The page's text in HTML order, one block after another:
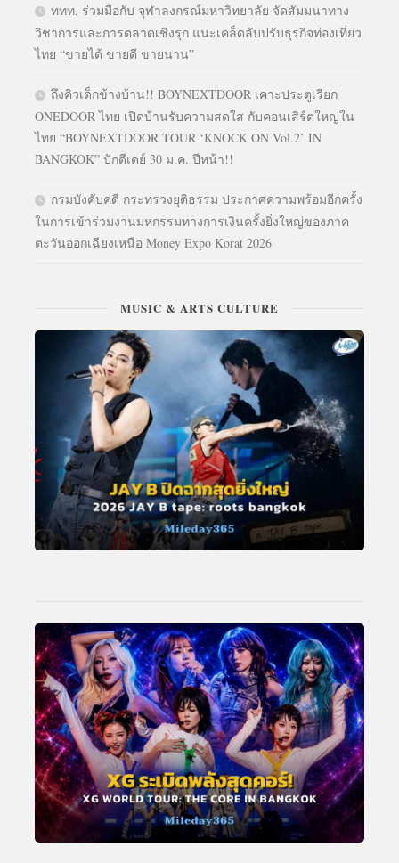
ททท. ร่วมมือกับ จุฬาลงกรณ์มหาวิทยาลัย จัดสัมมนาทาง
วิชาการและการตลาดเชิงรุก แนะเคล็ดลับปรับธุรกิจท่องเที่ยว
ไทย “ขายได้ ขายดี ขายนาน”
ถึงคิวเด็กข้างบ้าน!! BOYNEXTDOOR เคาะประตูเรียก
ONEDOOR ไทย เปิดบ้านรับความสดใส กับคอนเสิร์ตใหญ่ใน
ไทย “BOYNEXTDOOR TOUR ‘KNOCK ON Vol.2’ IN
BANGKOK” ปักดีเดย์ 30 ม.ค. ปีหน้า!!
กรมบังคับคดี กระทรวงยุติธรรม ประกาศความพร้อมอีกครั้ง
ในการเข้าร่วมงานมหกรรมทางการเงินครั้งยิ่งใหญ่ของภาค
ตะวันออกเฉียงเหนือ Money Expo Korat 2026
MUSIC & ARTS CULTURE